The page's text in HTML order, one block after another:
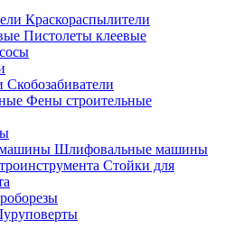
Краскораспылители
Пистолеты клеевые
Скобозабиватели
Фены строительные
Шлифовальные машины
Стойки для